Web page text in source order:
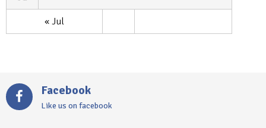
« Jul
Facebook
Like us on facebook